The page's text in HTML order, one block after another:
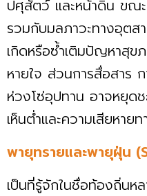
ปศุสัตว์ และหน้าดิน ขณ
รวมกับมลภาวะทางอุตส
เกิดหรือซ้ำเติมปัญหาสุข
หายใจ ส่วนการสื่อสาร
ห่วงโซ่อุปทาน อาจหยุด
เห็นต่ำและความเสียหาย
พายุทรายและพายุฝุ่น
เป็นที่รู้จักในชื่อท้องถิ่นห